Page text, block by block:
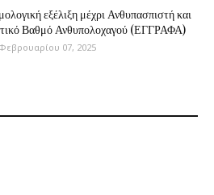
εξέλιξη μέχρι Ανθυπασπιστή και
Βαθμό Ανθυπολοχαγού (ΕΓΓΡΑΦΑ)
07, 2025